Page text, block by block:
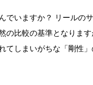
でいますか？ リールの
の比較の基準となりま
てしまいがちな「剛性